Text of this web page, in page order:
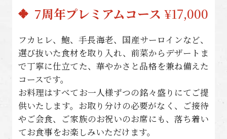
7周年プレミアムコース ¥17,000
フカヒレ、鮑、手長海老、国産サーロインなど、
選び抜いた食材を取り入れ、前菜からデザートま
で丁寧に仕立てた、華やかさと品格を兼ね備えた
コースです。
お料理はすべてお一人様ずつの銘々盛りにてご提
供いたします。お取り分けの必要がなく、ご接待
やご会食、ご家族のお祝いのお席にも、落ち着い
てお食事をお楽しみいただけます。